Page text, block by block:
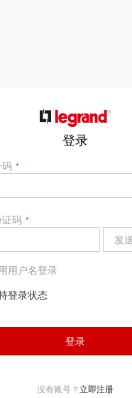
登录
码
证码
发
用户名登录
登录状态
登录
没有账号？ 立即注册